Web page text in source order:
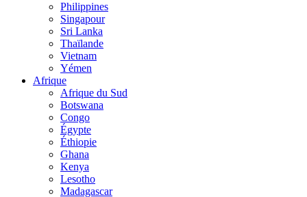
Philippines
Singapour
Sri Lanka
Thaïlande
Vietnam
Yémen
Afrique
Afrique du Sud
Botswana
Congo
Égypte
Éthiopie
Ghana
Kenya
Lesotho
Madagascar